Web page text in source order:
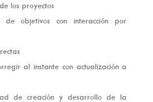
los proyectos
de objetivos con interacción por
al instante con actualización a
de creación y desarrollo de la